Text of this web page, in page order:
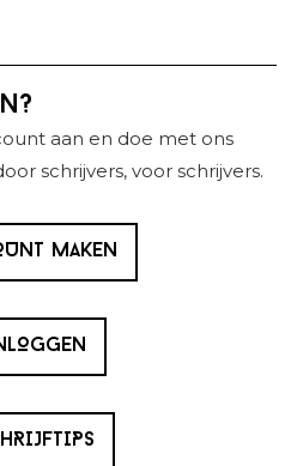
aan en doe met ons
schrijvers, voor schrijvers.
MAKEN